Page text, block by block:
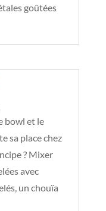
goûtées
bowl et le
sa place chez
? Mixer
avec
un chouïa